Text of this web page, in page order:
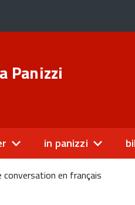
Panizzi
in panizzi
conversation en français